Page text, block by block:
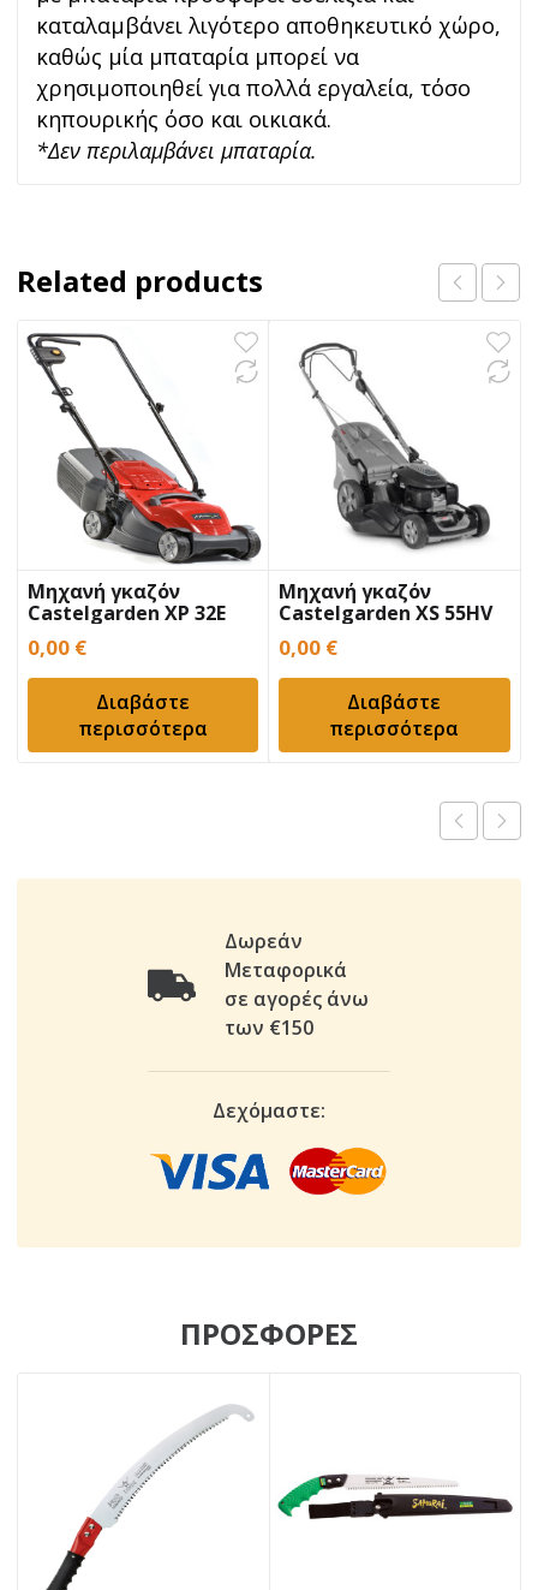
καταλαμβάνει λιγότερο αποθηκευτικό χώρο,
καθώς μία μπαταρία μπορεί να
χρησιμοποιηθεί για πολλά εργαλεία, τόσο
κηπουρικής όσο και οικιακά.
*Δεν περιλαμβάνει μπαταρία.
Related products
Μηχανή γκαζόν
Castelgarden XP 32E
0,00 €
Διαβάστε
περισσότερα
Μηχανή γκαζόν
Castelgarden XS 55HV
0,00 €
Διαβάστε
περισσότερα
Δωρεάν
Μεταφορικά
σε αγορές άνω
των €150
Δεχόμαστε:
ΠΡΟΣΦΟΡΕΣ